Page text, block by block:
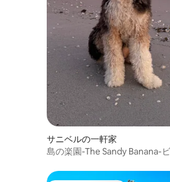
サニベルの一軒家
島の楽園-The Sandy Banana-